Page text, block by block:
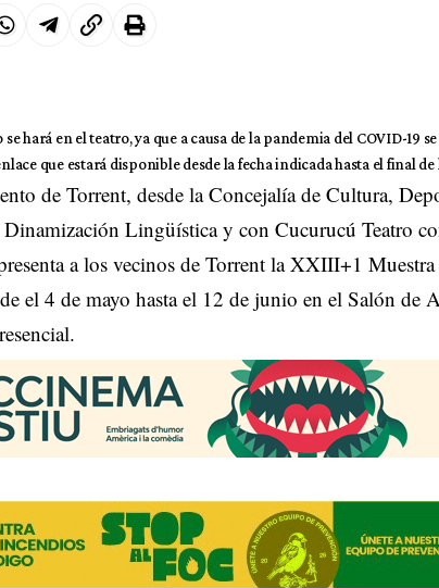
se hará en el teatro, ya que a causa de la pandemia del COVID-19
que estará disponible desde la fecha indicada hasta el final de
de Torrent, desde la Concejalía de Cultura,
Lingüística y con Cucurucú Teatro
a los vecinos de Torrent la XXIII+1 Muestra
el 4 de mayo hasta el 12 de junio en el Salón de